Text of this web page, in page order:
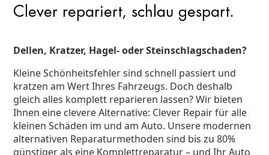
Clever repariert, schlau gespart.
Dellen, Kratzer, Hagel- oder Steinschlagschaden?
Kleine Schönheitsfehler sind schnell passiert und
kratzen am Wert Ihres Fahrzeugs. Doch deshalb
gleich alles komplett reparieren lassen? Wir bieten
Ihnen eine clevere Alternative: Clever Repair für alle
kleinen Schäden im und am Auto. Unsere modernen
alternativen Reparaturmethoden sind bis zu 80%
günstiger als eine Komplettreparatur – und Ihr Auto